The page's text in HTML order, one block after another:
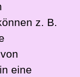
z. B.
eine